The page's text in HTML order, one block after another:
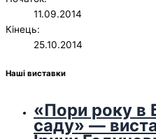
11.09.2014
Кінець:
25.10.2014
Наші виставки
«Пори року в
саду» —